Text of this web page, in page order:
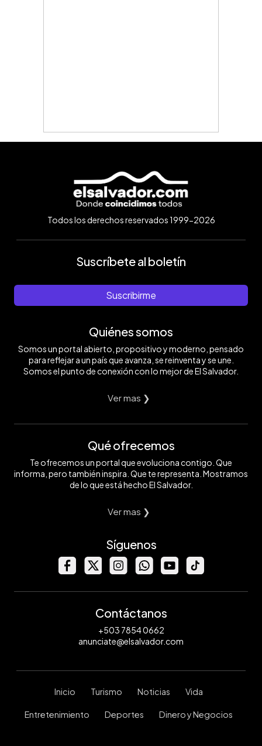
Todos los derechos reservados 1999-2026
Suscríbete al boletín
Suscribirme
Quiénes somos
Somos un portal abierto, propositivo y moderno, pensado
para reflejar a un país que avanza, se reinventa y se une.
Somos el punto de conexión con lo mejor de El Salvador.
Ver mas ❯
Qué ofrecemos
Te ofrecemos un portal que evoluciona contigo. Que
informa, pero también inspira. Que te representa. Mostramos
de lo que está hecho El Salvador.
Ver mas ❯
Síguenos
Contáctanos
+503 7854 0662
anunciate@elsalvador.com
Inicio Turismo Noticias Vida
Entretenimiento Deportes Dinero y Negocios